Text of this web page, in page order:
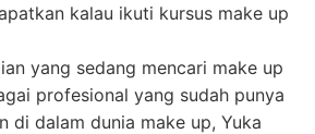
kalau ikuti kursus make up
yang sedang mencari make up
profesional yang sudah punya
di dalam dunia make up, Yuka